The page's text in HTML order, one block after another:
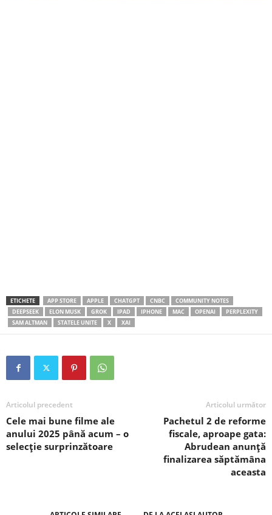
ETICHETE APP STORE APPLE CHATGPT CNBC
COMMUNITY NOTES
DEEPSEEK
ELON MUSK GROK IPAD IPHONE MAC OPENAI
PERPLEXITY
SAM ALTMAN
STATELE UNITE X XAI
Articolul precedent
Cele mai bune filme ale
anului 2025 până acum – o
selecție surprinzătoare
Articolul următor
Pachetul 2 de reforme
fiscale, aproape gata:
Abrudean anunță
finalizarea săptămâna
aceasta